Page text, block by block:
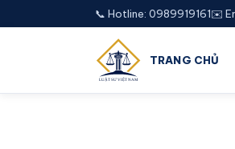
📞 Hotline: 0989919161✉️
TRANG CHỦ